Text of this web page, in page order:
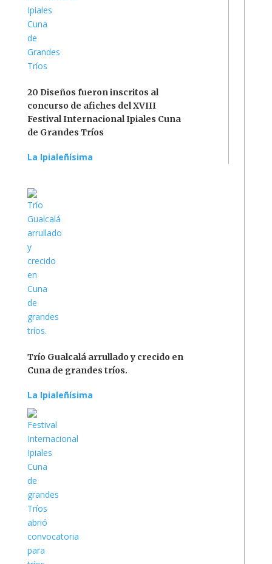
20 Diseños fueron inscritos al
concurso de afiches del XVIII
Festival Internacional Ipiales Cuna
de Grandes Tríos
La Ipialeñísima
Trío Gualcalá arrullado y crecido en
Cuna de grandes tríos.
La Ipialeñísima